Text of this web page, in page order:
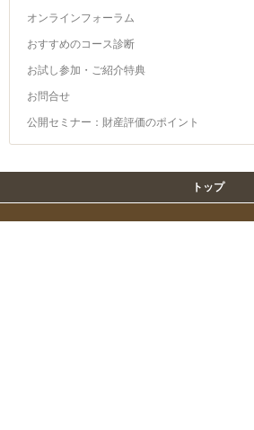
オンラインフォーラム
おすすめのコース診断
お試し参加・ご紹介特典
お問合せ
公開セミナー：財産評価のポイント
トップ